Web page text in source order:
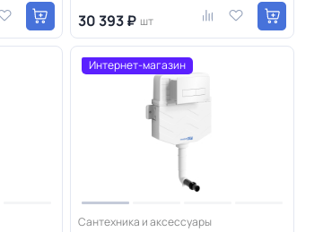
30 393 ₽ шт
Интернет-магазин
Сантехника и аксессуары